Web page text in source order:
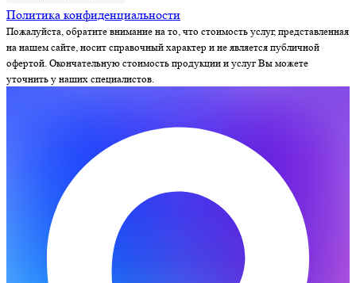
Политика конфиденциальности
Пожалуйста, обратите внимание на то, что стоимость услуг, представленная
на нашем сайте, носит справочный характер и не является публичной
офертой. Окончательную стоимость продукции и услуг Вы можете
уточнить у наших специалистов.